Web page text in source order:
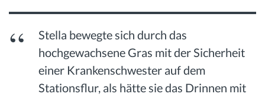
Stella bewegte sich durch das
hochgewachsene Gras mit der Sicherheit
einer Krankenschwester auf dem
Stationsflur, als hätte sie das Drinnen mit